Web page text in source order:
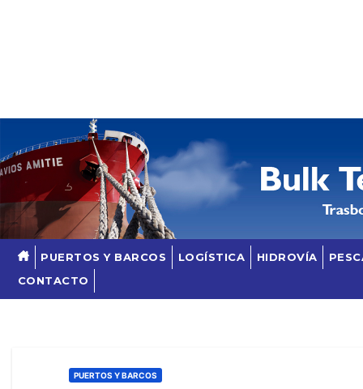
PUERTOS Y BARCOS LOGÍSTICA HIDROVÍA
CONTACTO
PUERTOS Y BARCOS